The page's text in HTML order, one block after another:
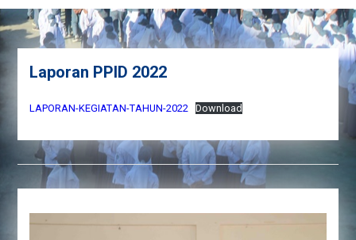
Laporan PPID 2022
LAPORAN-KEGIATAN-TAHUN-2022 Download